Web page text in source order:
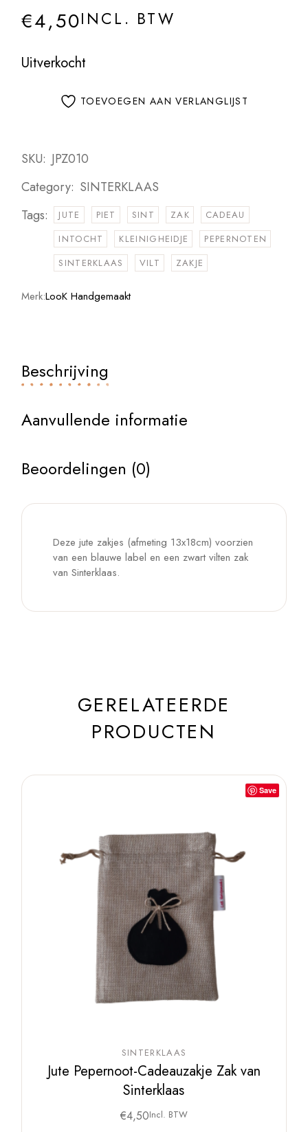
€4,50INCL. BTW
Uitverkocht
TOEVOEGEN AAN VERLANGLIJST
SKU: JPZ010
Category: SINTERKLAAS
Tags:
JUTE PIET SINT ZAK
CADEAU
INTOCHT
KLEINIGHEIDJE
PEPERNOTEN
SINTERKLAAS
VILT ZAKJE
Merk:LooK Handgemaakt
Beschrijving
Aanvullende informatie
Beoordelingen (0)
Deze jute zakjes (afmeting 13x18cm) voorzien
van een blauwe label en een zwart vilten zak
van Sinterklaas.
GERELATEERDE
PRODUCTEN
Save
SINTERKLAAS
Jute Pepernoot-Cadeauzakje Zak van
Sinterklaas
€4,50Incl. BTW